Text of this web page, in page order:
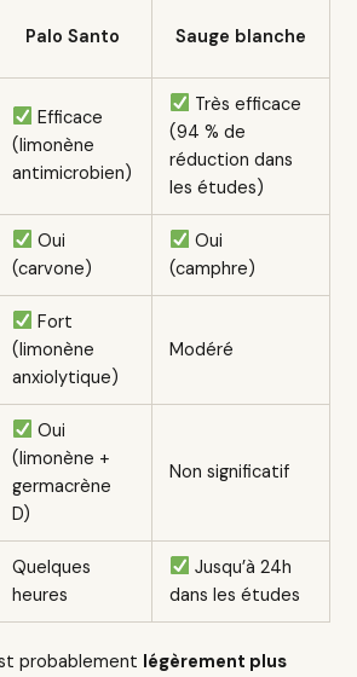
Palo Santo Sauge blanche
Efficace
(limonène
antimicrobien)
Très efficace
(94 % de
réduction dans
les études)
Oui
(carvone)
Oui
(camphre)
Fort
(limonène
anxiolytique)
Modéré
Oui
(limonène +
germacrène
D)
Non significatif
Quelques
heures
Jusqu’à 24h
dans les études
probablement légèrement plus